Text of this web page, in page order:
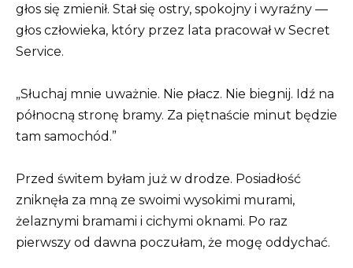
głos się zmienił. Stał się ostry, spokojny i wyraźny —
głos człowieka, który przez lata pracował w Secret
Service.
„Słuchaj mnie uważnie. Nie płacz. Nie biegnij. Idź na
północną stronę bramy. Za piętnaście minut będzie
tam samochód.”
Przed świtem byłam już w drodze. Posiadłość
zniknęła za mną ze swoimi wysokimi murami,
żelaznymi bramami i cichymi oknami. Po raz
pierwszy od dawna poczułam, że mogę oddychać.